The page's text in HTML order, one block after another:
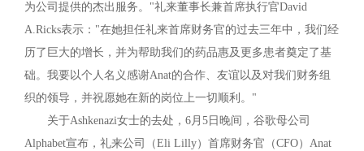
为公司提供的杰出服务。"礼来董事长兼首席执行官David
A.Ricks表示："在她担任礼来首席财务官的过去三年中，我们经
历了巨大的增长，并为帮助我们的药品惠及更多患者奠定了基
础。我要以个人名义感谢Anat的合作、友谊以及对我们财务组
织的领导，并祝愿她在新的岗位上一切顺利。"
关于Ashkenazi女士的去处，6月5日晚间，谷歌母公司
Alphabet宣布，礼来公司（Eli Lilly）首席财务官（CFO）Anat